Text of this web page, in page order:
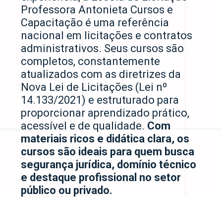
Professora Antonieta Cursos e
Capacitação é uma referência
nacional em licitações e contratos
administrativos. Seus cursos são
completos, constantemente
atualizados com as diretrizes da
Nova Lei de Licitações (Lei nº
14.133/2021) e estruturado para
proporcionar aprendizado prático,
acessível e de qualidade. Com
materiais ricos e didática clara, os
cursos são ideais para quem busca
segurança jurídica, domínio técnico
e destaque profissional no setor
público ou privado.